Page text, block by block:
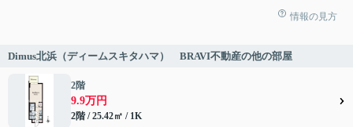
情報の見方
Dimus北浜（ディームスキタハマ） BRAVI不動産の他の部屋
2階
9.9万円
2階 / 25.42㎡ / 1K